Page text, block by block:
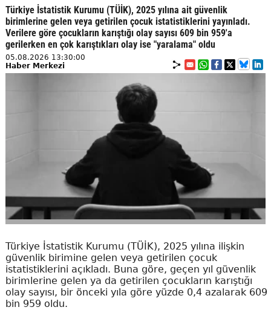
Türkiye İstatistik Kurumu (TÜİK), 2025 yılına ait güvenlik
birimlerine gelen veya getirilen çocuk istatistiklerini yayınladı.
Verilere göre çocukların karıştığı olay sayısı 609 bin 959'a
gerilerken en çok karıştıkları olay ise "yaralama" oldu
05.08.2026 13:30:00
Haber Merkezi
Türkiye İstatistik Kurumu (TÜİK), 2025 yılına ilişkin
güvenlik birimine gelen veya getirilen çocuk
istatistiklerini açıkladı. Buna göre, geçen yıl güvenlik
birimlerine gelen ya da getirilen çocukların karıştığı
olay sayısı, bir önceki yıla göre yüzde 0,4 azalarak 609
bin 959 oldu.